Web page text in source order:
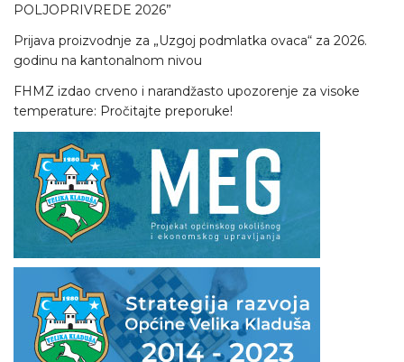
POLJOPRIVREDE 2026”
Prijava proizvodnje za „Uzgoj podmlatka ovaca“ za 2026.
godinu na kantonalnom nivou
FHMZ izdao crveno i narandžasto upozorenje za visoke
temperature: Pročitajte preporuke!